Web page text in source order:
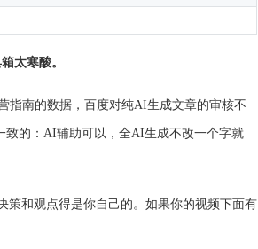
太寒酸。
指南的数据，百度对纯AI生成文章的审核不
致的：AI辅助可以，全AI生成不改一个字就
策和观点得是你自己的。如果你的视频下面有